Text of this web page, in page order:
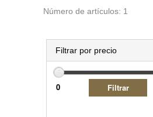
Número de artículos: 1
Filtrar por precio